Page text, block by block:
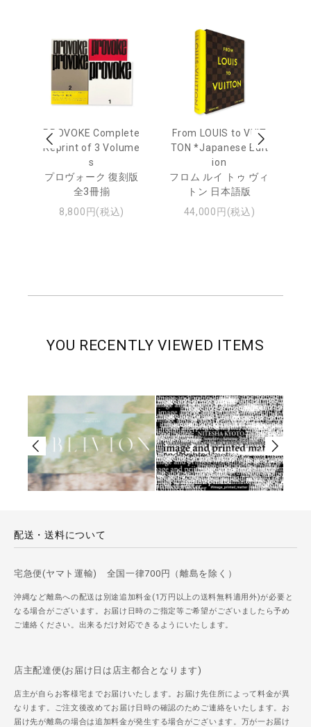
PROVOKE Complete
Reprint of 3 Volume
s
プロヴォーク 復刻版
全3冊揃
8,800円(税込)
From LOUIS to VUIT
TON *Japanese Edit
ion
フロム ルイ トゥ ヴィ
トン 日本語版
44,000円(税込)
YOU RECENTLY VIEWED ITEMS
配送・送料について
宅急便(ヤマト運輸) 全国一律700円（離島を除く）
沖縄など離島への配送は別途追加料金(1万円以上の送料無料適用外)が必要と
なる場合がございます。お届け日時のご指定等ご希望がございましたら予め
ご連絡ください。出来るだけ対応できるようにいたします。
店主配達便(お届け日は店主都合となります)
店主が自らお客様宅までお届けいたします。お届け先住所によって料金が異
なります。ご注文後改めてお届け日時の確認のためご連絡をいたします。お
届け先が離島の場合は追加料金が発生する場合がございます。万が一お届け